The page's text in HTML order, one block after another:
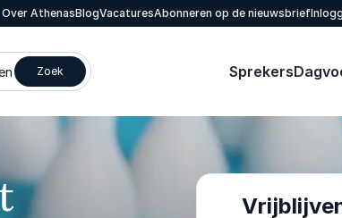
Over AthenasBlogVacaturesAbonneren op de nieuwsbrief
Zoek Sprekers